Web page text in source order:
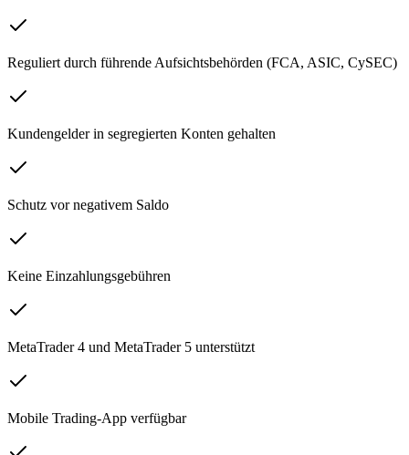
Reguliert durch führende Aufsichtsbehörden (FCA, ASIC, CySEC)
Kundengelder in segregierten Konten gehalten
Schutz vor negativem Saldo
Keine Einzahlungsgebühren
MetaTrader 4 und MetaTrader 5 unterstützt
Mobile Trading-App verfügbar